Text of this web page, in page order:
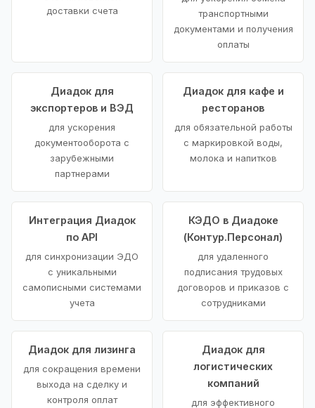
доставки счета
транспортными
документами и получения
оплаты
Диадок для
экспортеров и ВЭД
для ускорения
документооборота с
зарубежными
партнерами
Диадок для кафе и
ресторанов
для обязательной работы
с маркировкой воды,
молока и напитков
Интеграция Диадок
по API
для синхронизации ЭДО
с уникальными
самописными системами
учета
КЭДО в Диадоке
(Контур.Персонал)
для удаленного
подписания трудовых
договоров и приказов с
сотрудниками
Диадок для лизинга
для сокращения времени
выхода на сделку и
контроля оплат
Диадок для
логистических
компаний
для эффективного